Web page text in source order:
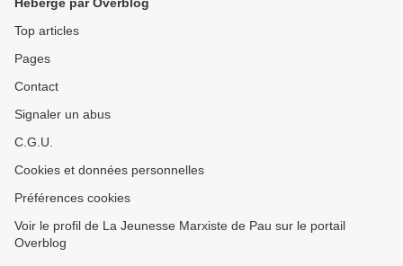
Top articles
Pages
Contact
Signaler un abus
C.G.U.
Cookies et données personnelles
Préférences cookies
Voir le profil de La Jeunesse Marxiste de Pau sur le portail
Overblog